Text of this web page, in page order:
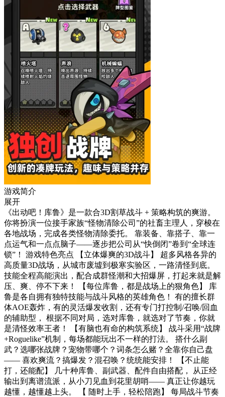
游戏简介
展开
《出动吧！库鲁》是一款合3D割草战斗 + 策略构筑的爽游。
你将扮演一位接手家族“怪物清除公司”的社畜主理人，穿梭在
各地战场，完成各类怪物清除委托。 靠装备、靠搭子、靠一
点运气和一点点脑子——逐步把公司从“快倒闭”卷到“全球连
锁”！ 游戏特色亮点 【立体爆爽的3D战斗】 超多风格各异的
高质量3D战场，从城市废墟到极寒实验区，一路清怪到底。
技能全程高能演出，配合成群怪潮和大招爆屏，打起来就是解
压、爽、停不下来！ 【每位库鲁，都是战场上的狠角色】 库
鲁是各自拥有独特技能与战斗风格的英雄角色！ 有的擅长群
体AOE轰炸，有的灵活爆发收割，还有专门打控制/召唤/回血
的辅助型， 根据不同对局，选对库鲁，就选对了节奏，你就
是清怪效率王者！ 【有脑也有命的构筑系统】 战斗采用“战牌
+Roguelike”机制，每场都能玩出不一样的打法。 搭什么副
武？选哪张战牌？宠物带哪个？词条怎么赌？全靠你自己盘
—— 喜欢爽流？搞爆发？混召唤？统统能安排！ 【不止能
打，还能配】 几十种库鲁、副武器、配件自由搭配， 从正经
输出到离谱流派，从小刀见血到花里胡哨—— 真正让你越玩
越懂，越懂越上头。 【 随时上手，轻松陪跑】 每局战斗节奏